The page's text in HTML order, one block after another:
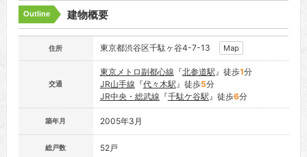
Outline 建物概要
住所 東京都渋谷区千駄ヶ谷4-7-13 Map
交通
東京メトロ副都心線 『北参道駅』徒歩1分
JR山手線 『代々木駅』徒歩5分
JR中央・総武線 『千駄ケ谷駅』徒歩6分
築年月 2005年3月
総戸数 52戸